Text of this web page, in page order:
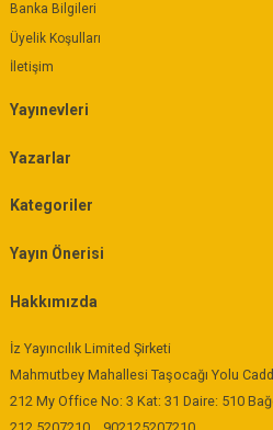
Banka Bilgileri
Üyelik Koşulları
İletişim
Yayınevleri
Yazarlar
Kategoriler
Yayın Önerisi
Hakkımızda
İz Yayıncılık Limited Şirketi
Mahmutbey Mahallesi Taşocağı Yolu
212 My Office No: 3 Kat: 31 Daire: 510